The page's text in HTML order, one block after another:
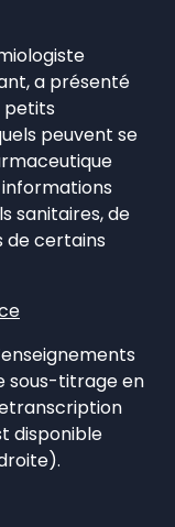
a présenté
petits
peuvent se
informations
sanitaires, de
de certains
sous-titrage en
disponible